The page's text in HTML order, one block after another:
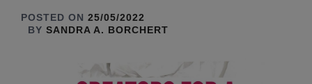
POSTED ON 25/05/2022
BY SANDRA A. BORCHERT